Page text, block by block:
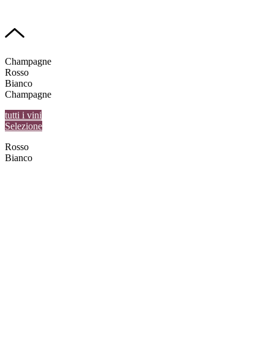
Champagne
Rosso
Bianco
Champagne
tutti i vini
Selezione
Rosso
Bianco